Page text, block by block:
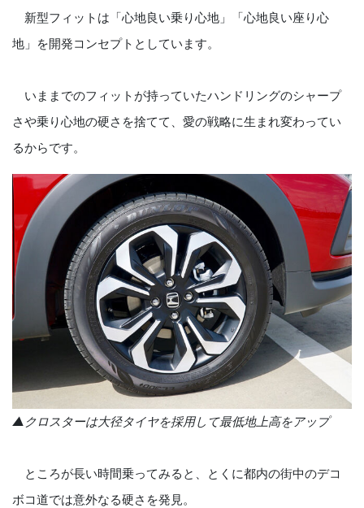
新型フィットは「心地良い乗り心地」「心地良い座り心
地」を開発コンセプトとしています。
いままでのフィットが持っていたハンドリングのシャープ
さや乗り心地の硬さを捨てて、愛の戦略に生まれ変わってい
るからです。
▲クロスターは大径タイヤを採用して最低地上高をアップ
ところが長い時間乗ってみると、とくに都内の街中のデコ
ボコ道では意外なる硬さを発見。